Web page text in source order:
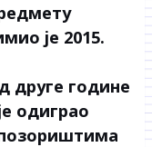
је 2015.
друге године
одиграо